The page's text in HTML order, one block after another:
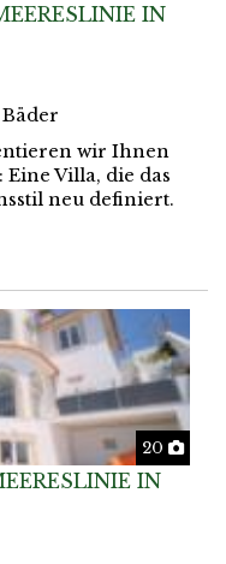
IN
Bäder
wir Ihnen
Villa, die das
neu definiert.
20 Fotos
IN